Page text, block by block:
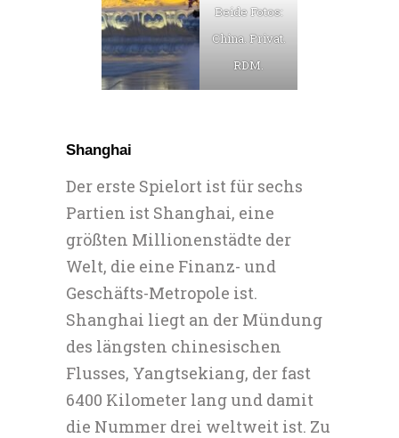
Beide Fotos:
China. Privat.
RDM.
Shanghai
Der erste Spielort ist für sechs
Partien ist Shanghai, eine
größten Millionenstädte der
Welt, die eine Finanz- und
Geschäfts-Metropole ist.
Shanghai liegt an der Mündung
des längsten chinesischen
Flusses, Yangtsekiang, der fast
6400 Kilometer lang und damit
die Nummer drei weltweit ist. Zu